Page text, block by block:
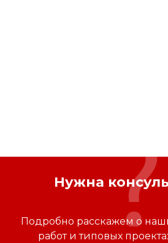
Нужна
Подробно расскажем о
работ и типовых